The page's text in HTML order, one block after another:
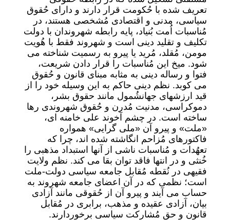
تعریف شده با حُکومت قرار دارند و دارای حُقوق
سیاسی، مدنی و اقتصادی مُشخصی هستند، در
مُناسبات اُمت بُنیاد، پایه رابطه شهروندان با دولت
تکلیف و تقلید دینی است و شهروند فقط با هُویت
مومن، مُقلد، مُرید یا پیرو به رسمیت شناخته می
شود. میخ این مُناسبات را قرار دادن شریعت،
فتوا و رساله دینی به مثابه مبنای قانون و حُقوق
می کوبد. نظم دینی حاکم به این وسیله خود را از
قید ارزشهای جهانشُمول مانند حقوق بشر،
دموکراسی، مدنیت مُدرن و حُقوق شهروندی رها
ساخته است. در چشم آخوند علی خامنه ای،
«ملت» و پیرو آن «ملی گرایی» همواره
فاکتورهای مُزاحم انگاشته شده اند، چرا که
تعهُدات و مُناسبات ناشی از آنها استبداد مذهبی را
خُنثی و در انتها فاقد توان بقا می کند. نظم ولایت
فقیهی در نُقطه مُقابل جامعه سیاسی دولت-ملت
است؛ نظمی که در آن اعضای جامعه شهروند به
حساب می آیند و پیرو آن از حُقوقی مانند آزادی
بیان، آزادی عقیده و مذهب، برابری در مُقابل
قانون و حق مُشارکت سیاسی برخوردارند.